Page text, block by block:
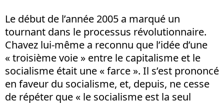
Le début de l’année 2005 a marqué un
tournant dans le processus révolutionnaire.
Chavez lui-même a reconnu que l’idée d’une
« troisième voie » entre le capitalisme et le
socialisme était une « farce ». Il s’est prononcé
en faveur du socialisme, et, depuis, ne cesse
de répéter que « le socialisme est la seul